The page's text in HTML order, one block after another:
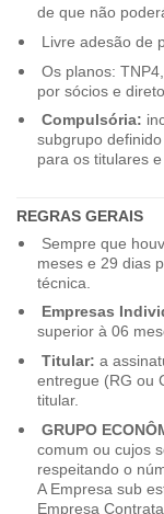
de que não
Livre adesão de
Os planos:
por sócios e
Compulsória:
subgrupo
para os titulares
REGRAS GERAIS
Sempre que
meses e 29 dias
técnica.
Empresas
superior à 06
Titular: a
entregue (RG ou
titular.
GRUPO
comum ou cujos
respeitando o
A Empresa sub
Empresa